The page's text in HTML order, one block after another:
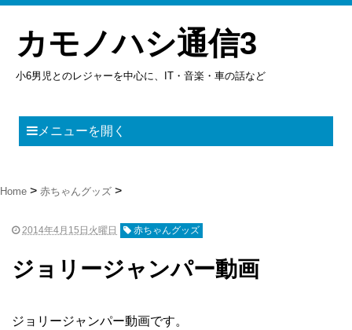
カモノハシ通信3
小6男児とのレジャーを中心に、IT・音楽・車の話など
メニューを開く
Home 赤ちゃんグッズ
2014年4月15日火曜日 赤ちゃんグッズ
ジョリージャンパー動画
ジョリージャンパー動画です。